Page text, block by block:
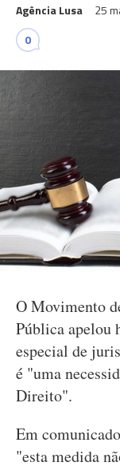
Agência Lusa 25
0
O Movimento
Pública apelou
especial de
é "uma
Direito".
Em
"esta medida